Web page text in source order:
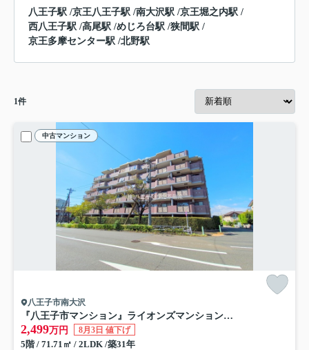
八王子駅 /京王八王子駅 /南大沢駅 /京王堀之内駅 /
西八王子駅 /高尾駅 /めじろ台駅 /狭間駅 /
京王多摩センター駅 /北野駅
1件
中古マンション
八王子市南大沢
『八王子市マンション』ライオンズマンション南大沢【仲介手数料無料】 八王子市南大沢2-224-3
2,499万円 8月3日 値下げ
5階 / 71.71㎡ / 2LDK /築31年